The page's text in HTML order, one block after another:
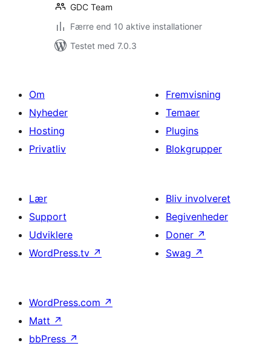
GDC Team
Færre end 10 aktive installationer
Testet med 7.0.3
Om
Nyheder
Hosting
Privatliv
Fremvisning
Temaer
Plugins
Blokgrupper
Lær
Support
Udviklere
WordPress.tv ↗
Bliv involveret
Begivenheder
Doner ↗
Swag ↗
WordPress.com ↗
Matt ↗
bbPress ↗